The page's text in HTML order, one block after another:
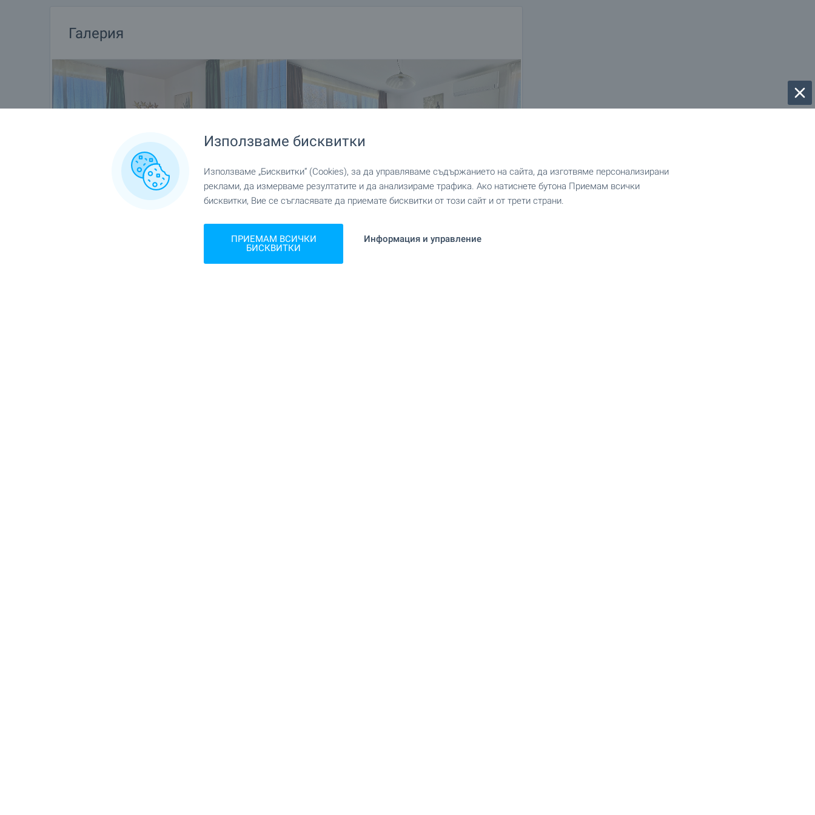
Галерия
+42
Използваме бисквитки
Използваме „Бисквитки“ (Cookies), за да управляваме съдържанието на сайта, да изготвяме персонализирани
реклами, да измерваме резултатите и да анализираме трафика. Ако натиснете бутона Приемам всички
бисквитки, Вие се съгласявате да приемате бисквитки от този сайт и от трети страни.
ПРИЕМАМ ВСИЧКИ
БИСКВИТКИ
Информация и управление